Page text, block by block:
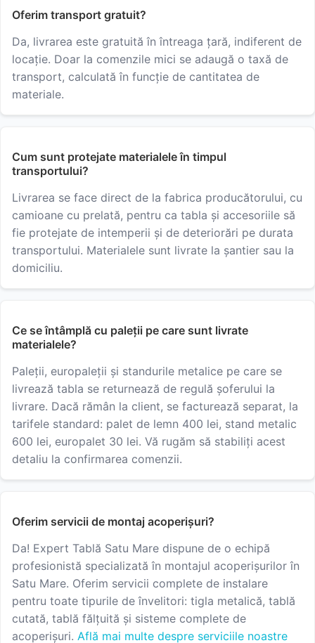
Oferim transport gratuit?
Da, livrarea este gratuită în întreaga țară, indiferent de
locație. Doar la comenzile mici se adaugă o taxă de
transport, calculată în funcție de cantitatea de
materiale.
Cum sunt protejate materialele în timpul
transportului?
Livrarea se face direct de la fabrica producătorului, cu
camioane cu prelată, pentru ca tabla și accesoriile să
fie protejate de intemperii și de deteriorări pe durata
transportului. Materialele sunt livrate la șantier sau la
domiciliu.
Ce se întâmplă cu paleții pe care sunt livrate
materialele?
Paleții, europaleții și standurile metalice pe care se
livrează tabla se returnează de regulă șoferului la
livrare. Dacă rămân la client, se facturează separat, la
tarifele standard: palet de lemn 400 lei, stand metalic
600 lei, europalet 30 lei. Vă rugăm să stabiliți acest
detaliu la confirmarea comenzii.
Oferim servicii de montaj acoperișuri?
Da! Expert Tablă Satu Mare dispune de o echipă
profesionistă specializată în montajul acoperișurilor în
Satu Mare. Oferim servicii complete de instalare
pentru toate tipurile de învelitori: tigla metalică, tablă
cutată, tablă fălțuită și sisteme complete de
acoperișuri. Află mai multe despre serviciile noastre